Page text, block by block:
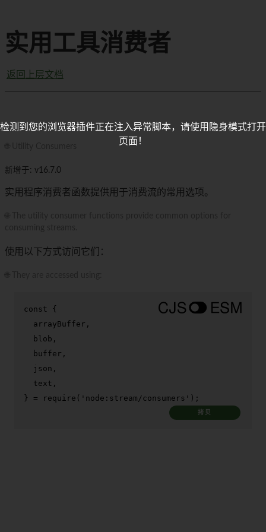
实用工具消费者
返回上层文档
新增于: v16.7.0
实用程序消费者函数提供用于消费流的常用选项。
使用以下方式访问它们：
const {
  arrayBuffer,
  blob,
  buffer,
  json,
  text,
} =
require ( 'node:stream/consumers' );
拷贝
检测到您的浏览器插件正在注入异常脚本，请使用隐身模式打开
页面！